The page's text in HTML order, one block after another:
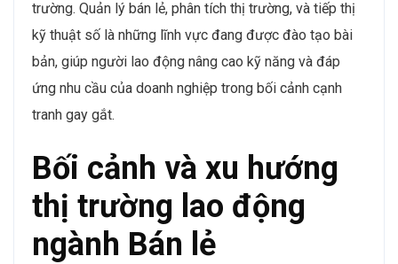
trường. Quản lý bán lẻ, phân tích thị trường, và tiếp thị
kỹ thuật số là những lĩnh vực đang được đào tạo bài
bản, giúp người lao động nâng cao kỹ năng và đáp
ứng nhu cầu của doanh nghiệp trong bối cảnh cạnh
tranh gay gắt.
Bối cảnh và xu hướng
thị trường lao động
ngành Bán lẻ